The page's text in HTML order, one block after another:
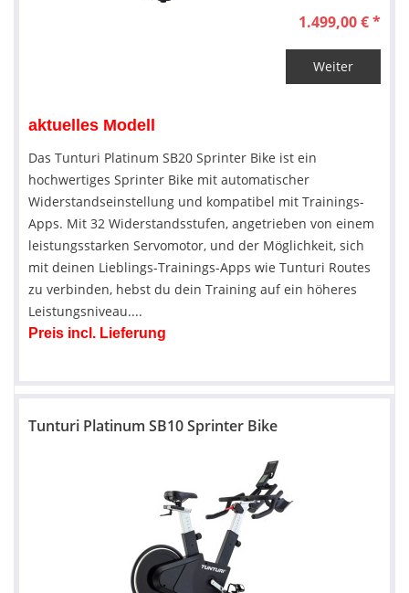
1.499,00 € *
Weiter
aktuelles Modell
Das Tunturi Platinum SB20 Sprinter Bike ist ein
hochwertiges Sprinter Bike mit automatischer
Widerstandseinstellung und kompatibel mit Trainings-
Apps. Mit 32 Widerstandsstufen, angetrieben von einem
leistungsstarken Servomotor, und der Möglichkeit, sich
mit deinen Lieblings-Trainings-Apps wie Tunturi Routes
zu verbinden, hebst du dein Training auf ein höheres
Leistungsniveau....
Preis incl. Lieferung
Tunturi Platinum SB10 Sprinter Bike